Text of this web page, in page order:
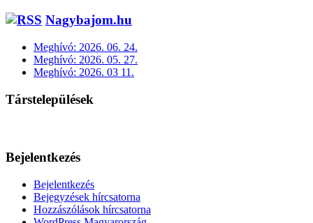
Nagybajom.hu
Meghívó: 2026. 06. 24.
Meghívó: 2026. 05. 27.
Meghívó: 2026. 03 11.
Társtelepülések
Bejelentkezés
Bejelentkezés
Bejegyzések hírcsatorna
Hozzászólások hírcsatorna